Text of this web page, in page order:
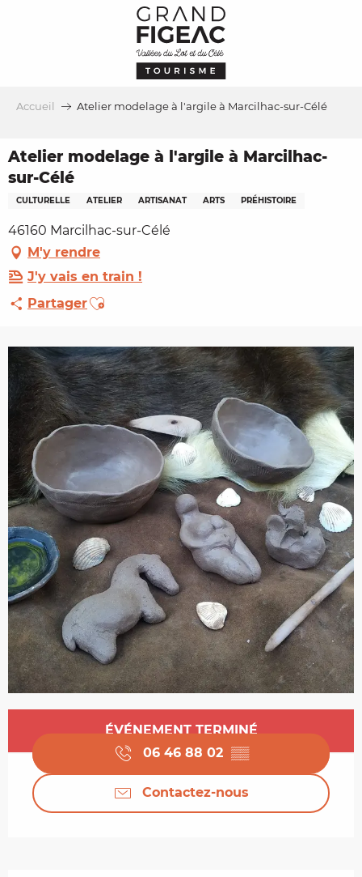
Accueil Atelier modelage à l'argile à Marcilhac-sur-Célé
Atelier modelage à l'argile à Marcilhac-
sur-Célé
CULTURELLE ATELIER ARTISANAT ARTS PRÉHISTOIRE
46160 Marcilhac-sur-Célé
M'y rendre
J'y vais en train !
PartagerAjouter aux favoris
Ouverture et coordonnées
ÉVÉNEMENT TERMINÉ
06 46 88 02 ▒▒
Contactez-nous